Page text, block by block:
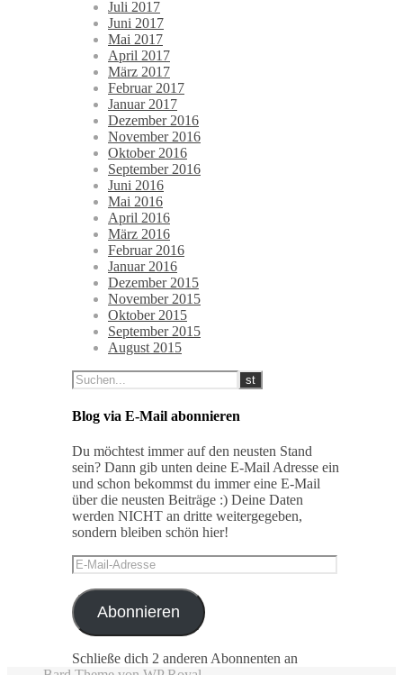
Juli 2017
Juni 2017
Mai 2017
April 2017
März 2017
Februar 2017
Januar 2017
Dezember 2016
November 2016
Oktober 2016
September 2016
Juni 2016
Mai 2016
April 2016
März 2016
Februar 2016
Januar 2016
Dezember 2015
November 2015
Oktober 2015
September 2015
August 2015
Blog via E-Mail abonnieren
Du möchtest immer auf den neusten Stand
sein? Dann gib unten deine E-Mail Adresse ein
und schon bekommst du immer eine E-Mail
über die neusten Beiträge :) Deine Daten
werden NICHT an dritte weitergegeben,
sondern bleiben schön hier!
E-
Mail-
Adresse
Abonnieren
Schließe dich 2 anderen Abonnenten an